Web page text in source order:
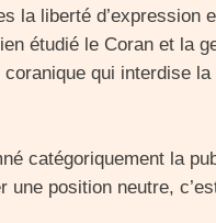
la liberté d’expression
étudié le Coran et la
qui interdise
catégoriquement la
position neutre,